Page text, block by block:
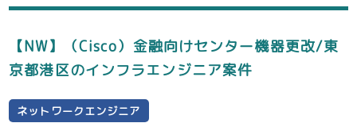
【NW】（Cisco）金融向けセンター機器更改/東
京都港区のインフラエンジニア案件
ネットワークエンジニア